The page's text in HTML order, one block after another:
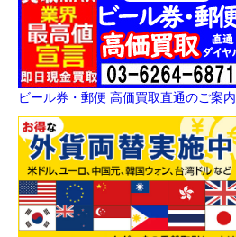
ビール券・郵便 高価買取直通のご案内